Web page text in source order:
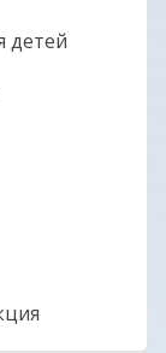
детей